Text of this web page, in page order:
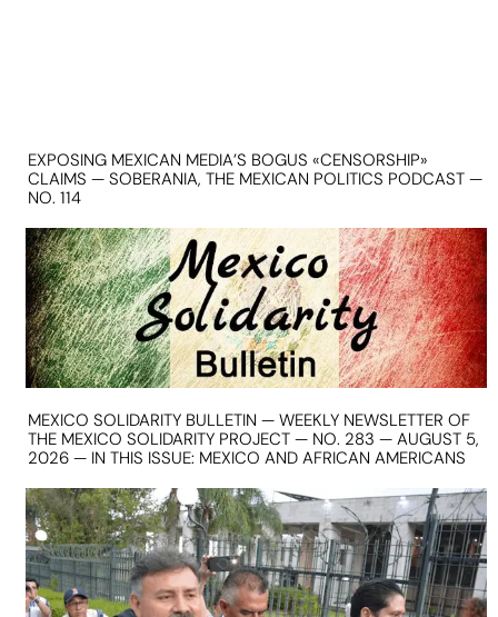
EXPOSING MEXICAN MEDIA’S BOGUS «CENSORSHIP»
CLAIMS — SOBERANIA, THE MEXICAN POLITICS PODCAST —
NO. 114
MEXICO SOLIDARITY BULLETIN — WEEKLY NEWSLETTER OF
THE MEXICO SOLIDARITY PROJECT — NO. 283 — AUGUST 5,
2026 — IN THIS ISSUE: MEXICO AND AFRICAN AMERICANS